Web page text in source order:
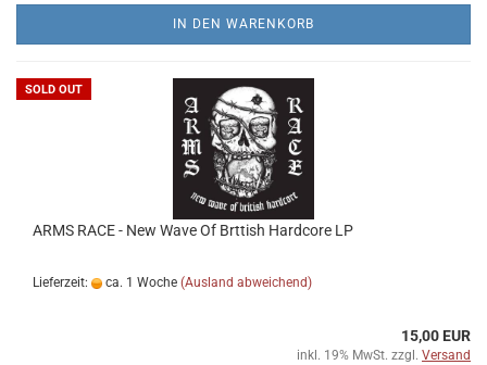
IN DEN WARENKORB
SOLD OUT
ARMS RACE - New Wave Of Brttish Hardcore LP
Lieferzeit: ca. 1 Woche (Ausland abweichend)
15,00 EUR
inkl. 19% MwSt. zzgl. Versand